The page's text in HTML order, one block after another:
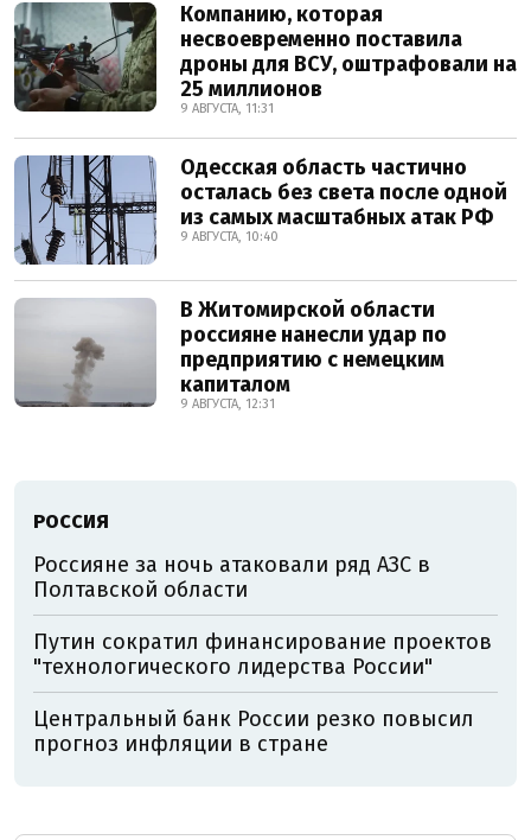
Компанию, которая
несвоевременно поставила
дроны для ВСУ, оштрафовали на
25 миллионов
9 АВГУСТА, 11:31
Одесская область частично
осталась без света после одной
из самых масштабных атак РФ
9 АВГУСТА, 10:40
В Житомирской области
россияне нанесли удар по
предприятию с немецким
капиталом
9 АВГУСТА, 12:31
РОССИЯ
Россияне за ночь атаковали ряд АЗС в
Полтавской области
Путин сократил финансирование проектов
"технологического лидерства России"
Центральный банк России резко повысил
прогноз инфляции в стране